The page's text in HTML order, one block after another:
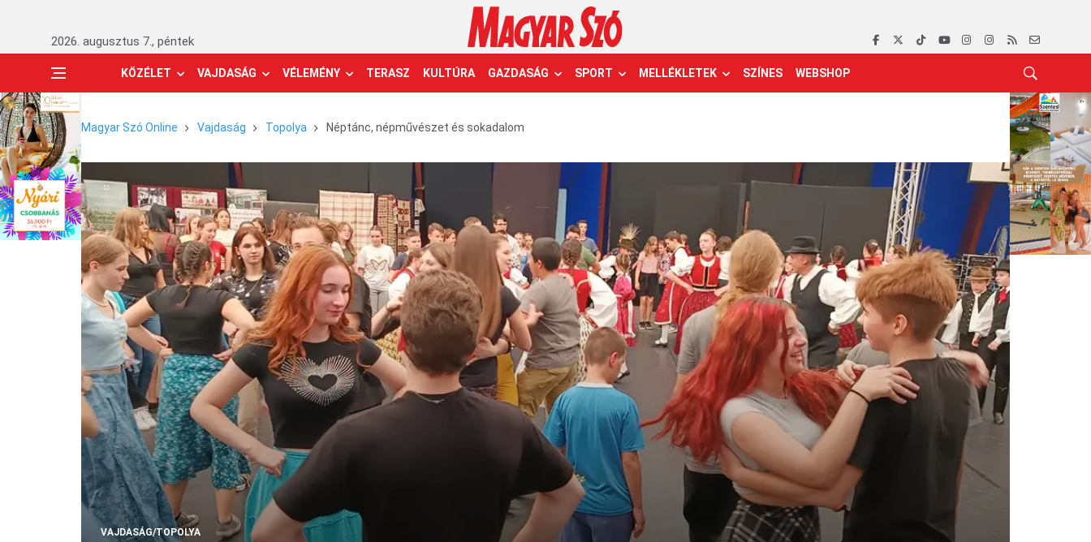
2026. augusztus 7., péntek
KÖZÉLET VAJDASÁG VÉLEMÉNY TERASZ KULTÚRA GAZDASÁG SPORT MELLÉKLETEK SZÍNES WEBSHOP
Magyar Szó Online Vajdaság Topolya Néptánc, népművészet és sokadalom
VAJDASÁG/TOPOLYA